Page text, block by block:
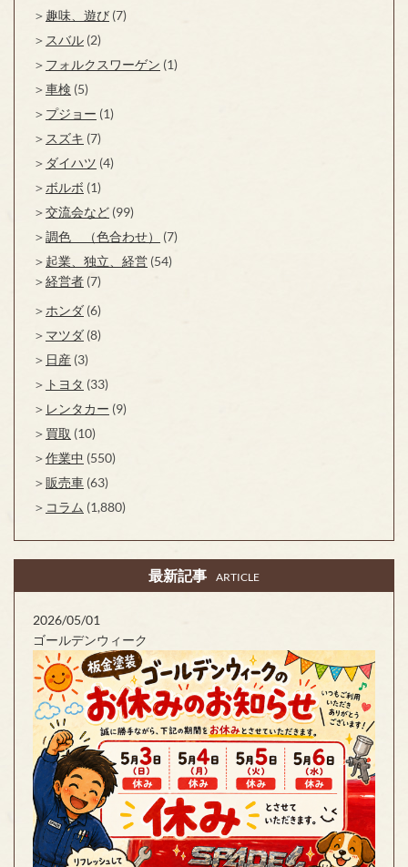
趣味、遊び (7)
スバル (2)
フォルクスワーゲン (1)
車検 (5)
プジョー (1)
スズキ (7)
ダイハツ (4)
ボルボ (1)
交流会など (99)
調色 （色合わせ）
(7)
起業、独立、経営 (54)
経営者 (7)
ホンダ (6)
マツダ (8)
日産 (3)
トヨタ (33)
レンタカー (9)
買取 (10)
作業中 (550)
販売車 (63)
コラム (1,880)
最新記事 ARTICLE
2026/05/01
ゴールデンウィーク